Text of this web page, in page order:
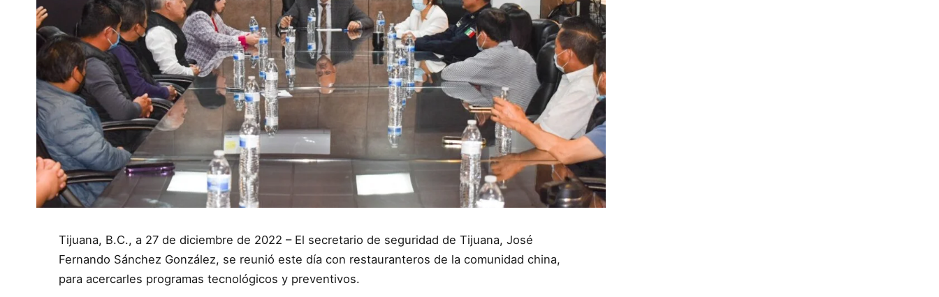
Tijuana, B.C., a 27 de diciembre de 2022 – El secretario de seguridad de Tijuana, José
Fernando Sánchez González, se reunió este día con restauranteros de la comunidad china,
para acercarles programas tecnológicos y preventivos.